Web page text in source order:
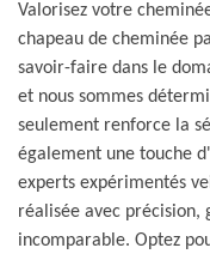
Valorisez votre
chapeau de cheminée
savoir-faire dans le
et nous sommes
seulement renforce la
également une touche
experts expérimentés
réalisée avec précision,
incomparable. Optez